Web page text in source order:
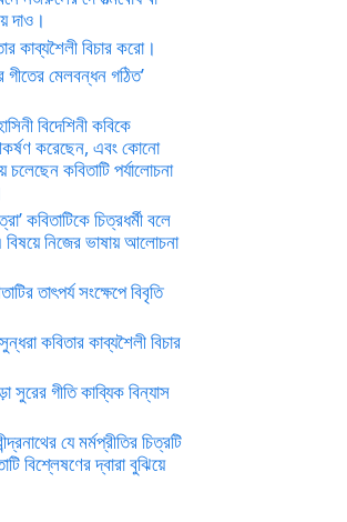
দাও।
কাব্যশৈলী বিচার করো।
গীতের মেলবন্ধন গঠিত’
বিদেশিনী কবিকে
করেছেন, এবং কোনো
চলেছেন কবিতাটি পর্যালোচনা
কবিতাটিকে চিত্রধর্মী বলে
নিজের ভাষায় আলোচনা
তাৎপর্য সংক্ষেপে বিবৃতি
কবিতার কাব্যশৈলী বিচার
সুরের গীতি কাব্যিক বিন্যাস
যে মর্মপ্রীতির চিত্রটি
বিশ্লেষণের দ্বারা বুঝিয়ে